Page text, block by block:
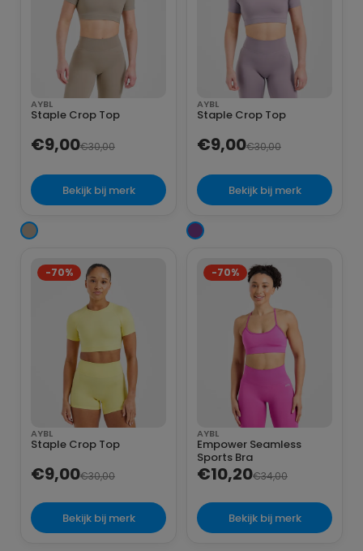
AYBL
Staple Crop Top
€9,00€30,00
Bekijk bij merk
AYBL
Staple Crop Top
€9,00€30,00
Bekijk bij merk
-70%
AYBL
Staple Crop Top
€9,00€30,00
Bekijk bij merk
-70%
AYBL
Empower Seamless
Sports Bra
€10,20€34,00
Bekijk bij merk